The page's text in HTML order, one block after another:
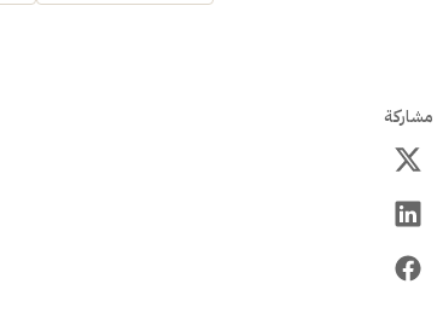
مشاركة